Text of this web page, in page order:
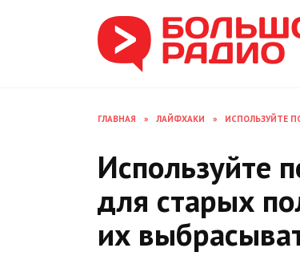
ГЛАВНАЯ » ЛАЙФХАКИ » ИСПОЛЬЗУЙТЕ
Используйте
для старых
их